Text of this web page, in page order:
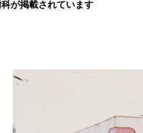
が掲載されています